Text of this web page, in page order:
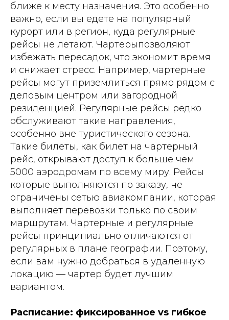
ближе к месту назначения. Это особенно
важно, если вы едете на популярный
курорт или в регион, куда регулярные
рейсы не летают. Чартерыпозволяют
избежать пересадок, что экономит время
и снижает стресс. Например, чартерные
рейсы могут приземлиться прямо рядом с
деловым центром или загородной
резиденцией. Регулярные рейсы редко
обслуживают такие направления,
особенно вне туристического сезона.
Такие билеты, как билет на чартерный
рейс, открывают доступ к больше чем
5000 аэродромам по всему миру. Рейсы
которые выполняются по заказу, не
ограничены сетью авиакомпании, которая
выполняет перевозки только по своим
маршрутам. Чартерные и регулярные
рейсы принципиально отличаются от
регулярных в плане географии. Поэтому,
если вам нужно добраться в удаленную
локацию — чартер будет лучшим
вариантом.
Расписание: фиксированное vs гибкое